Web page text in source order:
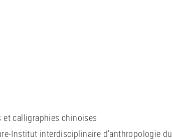
et calligraphies chinoises
Institut interdisciplinaire d’anthropologie du